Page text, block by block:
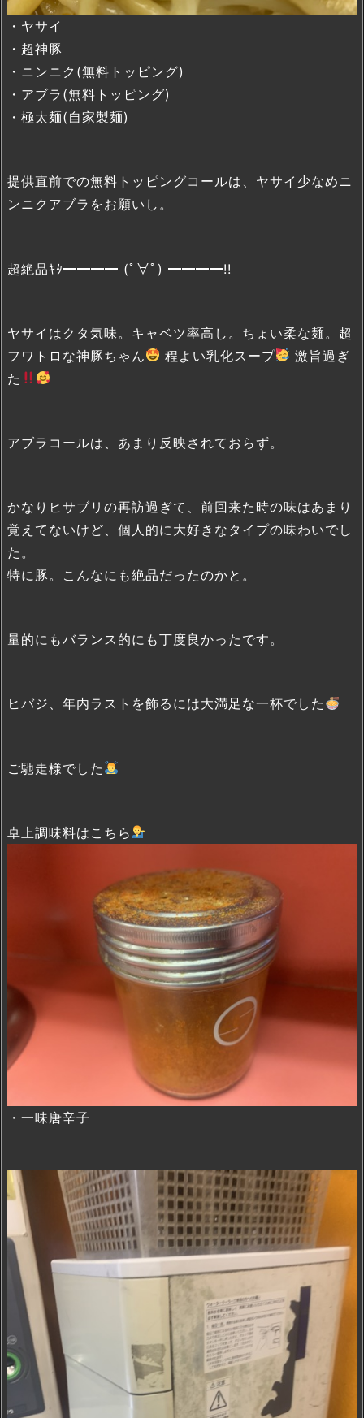
・ヤサイ
・超神豚
・ニンニク(無料トッピング)
・アブラ(無料トッピング)
・極太麺(自家製麺)
提供直前での無料トッピングコールは、ヤサイ少なめニ
ンニクアブラをお願いし。
超絶品ｷﾀ━━━━ (ﾟ∀ﾟ) ━━━━!!
ヤサイはクタ気味。キャベツ率高し。ちょい柔な麺。超
フワトロな神豚ちゃん
程よい乳化スープ
激旨過ぎ
た
アブラコールは、あまり反映されておらず。
かなりヒサブリの再訪過ぎて、前回来た時の味はあまり
覚えてないけど、個人的に大好きなタイプの味わいでし
た。
特に豚。こんなにも絶品だったのかと。
量的にもバランス的にも丁度良かったです。
ヒバジ、年内ラストを飾るには大満足な一杯でした
ご馳走様でした
卓上調味料はこちら
・一味唐辛子